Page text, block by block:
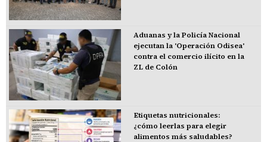
Aduanas y la Policía Nacional
ejecutan la 'Operación Odisea'
contra el comercio ilícito en la
ZL de Colón
Etiquetas nutricionales:
¿cómo leerlas para elegir
alimentos más saludables?